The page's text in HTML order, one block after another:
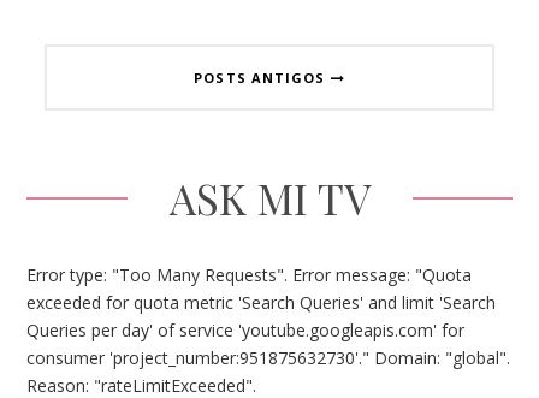
POSTS ANTIGOS
ASK MI TV
Error type: "Too Many Requests". Error message: "Quota
exceeded for quota metric 'Search Queries' and limit 'Search
Queries per day' of service 'youtube.googleapis.com' for
consumer 'project_number:951875632730'." Domain: "global".
Reason: "rateLimitExceeded".